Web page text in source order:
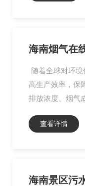
海南烟气在
随着全球对环
高生产效率，保
排放浓度、烟气
查看详情
海南景区污